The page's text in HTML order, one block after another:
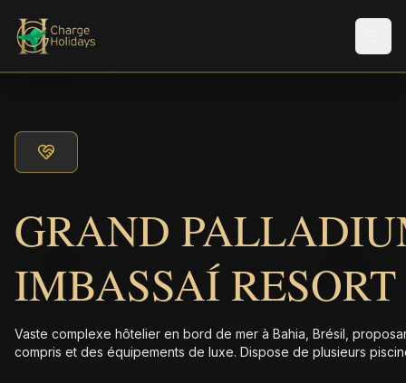
GRAND
IMBASSAÍ
Vaste complexe hôtelier en bord de mer à Bahia, Brésil,
compris et des équipements de luxe. Dispose de plusieurs